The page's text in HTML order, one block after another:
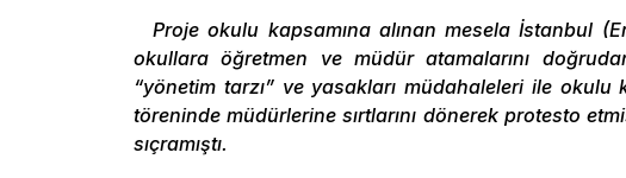
Proje okulu kapsamına alınan mesela İstanbul
okullara öğretmen ve müdür atamalarını
“yönetim tarzı” ve yasakları müdahaleleri ile okulu
töreninde müdürlerine sırtlarını dönerek protesto
sıçramıştı.